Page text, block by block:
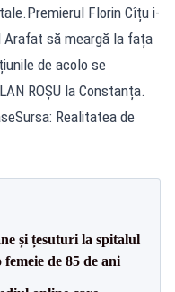
Florin Cîțu i-
să meargă la fața
de acolo se
ROȘU la Constanța.
Realitatea de
și țesuturi la spitalul
de 85 de ani